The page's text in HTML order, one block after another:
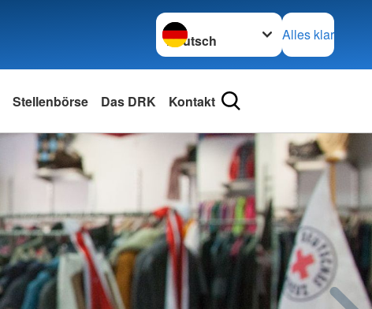
Sprache wechseln zu
Alles klar
Stellenbörse Das DRK Kontakt